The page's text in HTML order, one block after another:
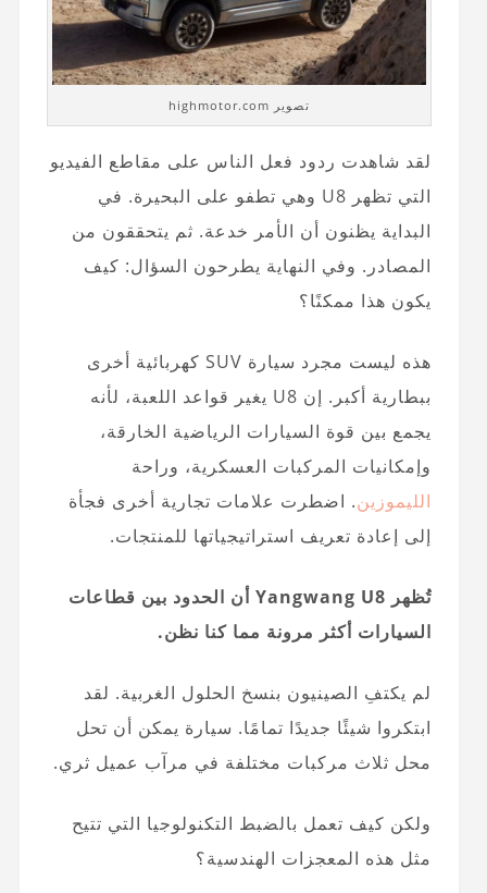
تصوير highmotor.com
لقد شاهدت ردود فعل الناس على مقاطع الفيديو
التي تظهر U8 وهي تطفو على البحيرة. في
البداية يظنون أن الأمر خدعة. ثم يتحققون من
المصادر. وفي النهاية يطرحون السؤال: كيف
يكون هذا ممكنًا؟
هذه ليست مجرد سيارة SUV كهربائية أخرى
ببطارية أكبر. إن U8 يغير قواعد اللعبة، لأنه
يجمع بين قوة السيارات الرياضية الخارقة،
وإمكانيات المركبات العسكرية، وراحة
الليموزين. اضطرت علامات تجارية أخرى فجأة
إلى إعادة تعريف استراتيجياتها للمنتجات.
تُظهر Yangwang U8 أن الحدود بين قطاعات
السيارات أكثر مرونة مما كنا نظن.
لم يكتفِ الصينيون بنسخ الحلول الغربية. لقد
ابتكروا شيئًا جديدًا تمامًا. سيارة يمكن أن تحل
محل ثلاث مركبات مختلفة في مرآب عميل ثري.
ولكن كيف تعمل بالضبط التكنولوجيا التي تتيح
مثل هذه المعجزات الهندسية؟